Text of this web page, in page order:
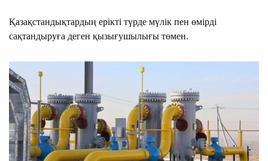
Қазақстандықтардың ерікті түрде мүлік пен өмірді
сақтандыруға деген қызығушылығы төмен.